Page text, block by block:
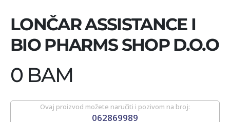
LONČAR ASSISTANCE I
BIO PHARMS SHOP D.O.O
0 BAM
Ovaj proizvod možete naručiti i pozivom na broj:
062869989